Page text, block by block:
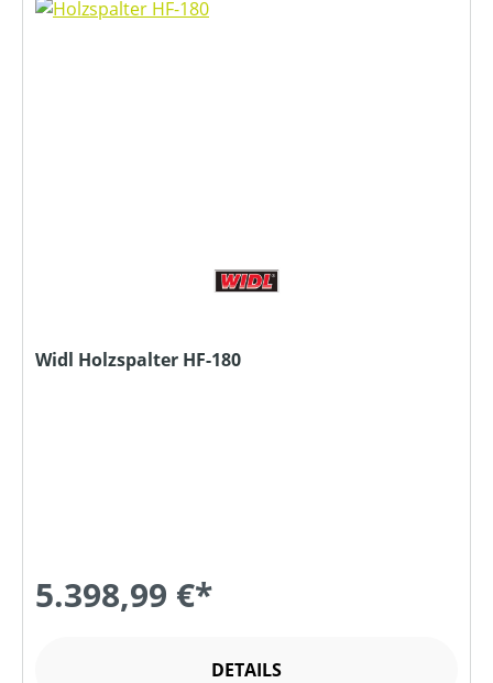
Widl Holzspalter HF-180
5.398,99 €*
DETAILS